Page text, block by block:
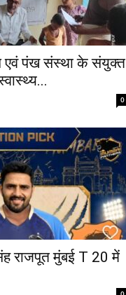
एवं पंख संस्था के संयुक्त
0
राजपूत मुंबई T 20 में